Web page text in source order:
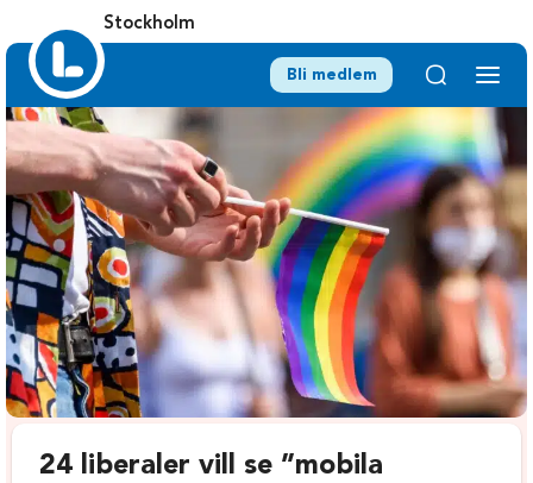
Stockholm
Bli medlem
24 liberaler vill se ”mobila